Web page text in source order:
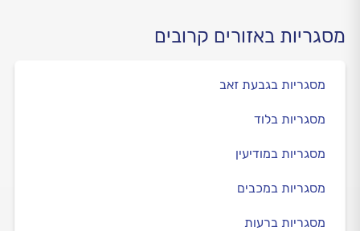
מסגריות באזורים קרובים
מסגריות בגבעת זאב
מסגריות בלוד
מסגריות במודיעין
מסגריות במכבים
מסגריות ברעות